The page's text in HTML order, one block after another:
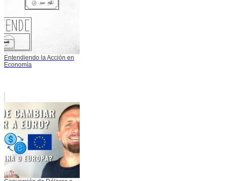
Entendiendo la Acción en
Economía